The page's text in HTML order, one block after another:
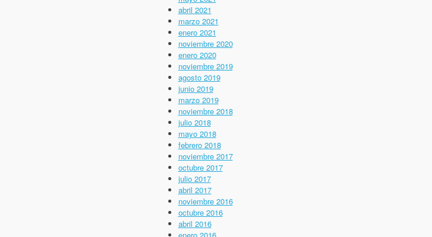
abril 2021
marzo 2021
enero 2021
noviembre 2020
enero 2020
noviembre 2019
agosto 2019
junio 2019
marzo 2019
noviembre 2018
julio 2018
mayo 2018
febrero 2018
noviembre 2017
octubre 2017
julio 2017
abril 2017
noviembre 2016
octubre 2016
abril 2016
enero 2016